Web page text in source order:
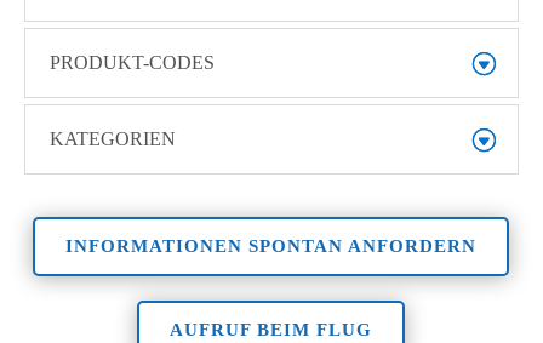
PRODUKT-CODES
KATEGORIEN
INFORMATIONEN SPONTAN ANFORDERN
AUFRUF BEIM FLUG